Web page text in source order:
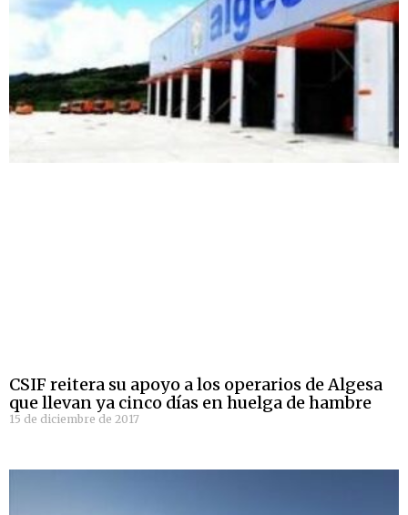
CSIF reitera su apoyo a los operarios de Algesa
que llevan ya cinco días en huelga de hambre
15 de diciembre de 2017